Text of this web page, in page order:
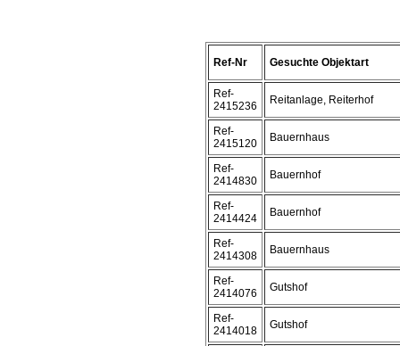
Ref-Nr Gesuchte Objektart
Ref-
2415236
Reitanlage, Reiterhof
Ref-
2415120
Bauernhaus
Ref-
2414830
Bauernhof
Ref-
2414424
Bauernhof
Ref-
2414308
Bauernhaus
Ref-
2414076
Gutshof
Ref-
2414018
Gutshof